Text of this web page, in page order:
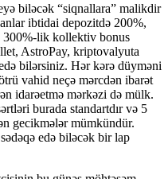
biləcək “siqnallara” malikdir
ibtidai depozitdə 200%,
300%-lik kollektiv bonus
AstroPay, kriptovalyuta
bilərsiniz. Hər kərə düyməni
vahid neçə mərcdən ibarət
idarəetmə mərkəzi də mülk.
burada standartdır və 5
gecikmələr mümkündür.
sədəqə edə biləcək bir lap